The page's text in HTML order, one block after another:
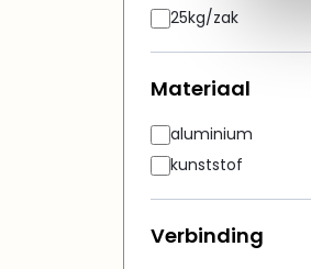
25kg/zak
Materiaal
aluminium
kunststof
Verbinding